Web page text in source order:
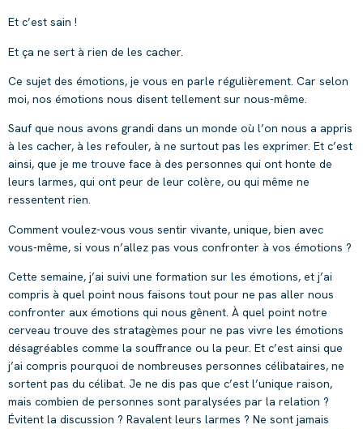
Et c’est sain !
Et ça ne sert à rien de les cacher.
Ce sujet des émotions, je vous en parle régulièrement. Car selon
moi, nos émotions nous disent tellement sur nous-même.
Sauf que nous avons grandi dans un monde où l’on nous a appris
à les cacher, à les refouler, à ne surtout pas les exprimer. Et c’est
ainsi, que je me trouve face à des personnes qui ont honte de
leurs larmes, qui ont peur de leur colère, ou qui même ne
ressentent rien.
Comment voulez-vous vous sentir vivante, unique, bien avec
vous-même, si vous n’allez pas vous confronter à vos émotions ?
Cette semaine, j’ai suivi une formation sur les émotions, et j’ai
compris à quel point nous faisons tout pour ne pas aller nous
confronter aux émotions qui nous gênent. À quel point notre
cerveau trouve des stratagèmes pour ne pas vivre les émotions
désagréables comme la souffrance ou la peur. Et c’est ainsi que
j’ai compris pourquoi de nombreuses personnes célibataires, ne
sortent pas du célibat. Je ne dis pas que c’est l’unique raison,
mais combien de personnes sont paralysées par la relation ?
Évitent la discussion ? Ravalent leurs larmes ? Ne sont jamais